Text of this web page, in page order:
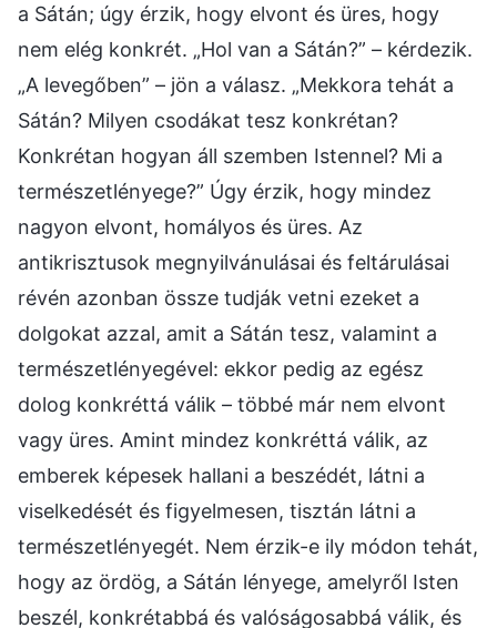
a Sátán; úgy érzik, hogy elvont és üres, hogy
nem elég konkrét. „Hol van a Sátán?” – kérdezik.
„A levegőben” – jön a válasz. „Mekkora tehát a
Sátán? Milyen csodákat tesz konkrétan?
Konkrétan hogyan áll szemben Istennel? Mi a
természetlényege?” Úgy érzik, hogy mindez
nagyon elvont, homályos és üres. Az
antikrisztusok megnyilvánulásai és feltárulásai
révén azonban össze tudják vetni ezeket a
dolgokat azzal, amit a Sátán tesz, valamint a
természetlényegével: ekkor pedig az egész
dolog konkréttá válik – többé már nem elvont
vagy üres. Amint mindez konkréttá válik, az
emberek képesek hallani a beszédét, látni a
viselkedését és figyelmesen, tisztán látni a
természetlényegét. Nem érzik-e ily módon tehát,
hogy az ördög, a Sátán lényege, amelyről Isten
beszél, konkrétabbá és valóságosabbá válik, és